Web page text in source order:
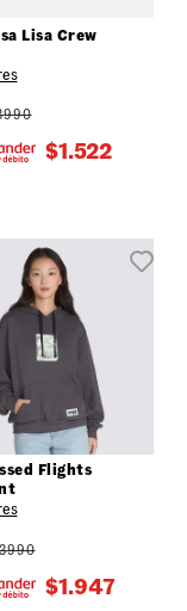
Lisa Crew
$1.522
Flights
$1.947